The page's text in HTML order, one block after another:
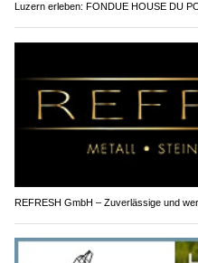
Luzern erleben: FONDUE HOUSE DU
REFRESH GmbH – Zuverlässige und